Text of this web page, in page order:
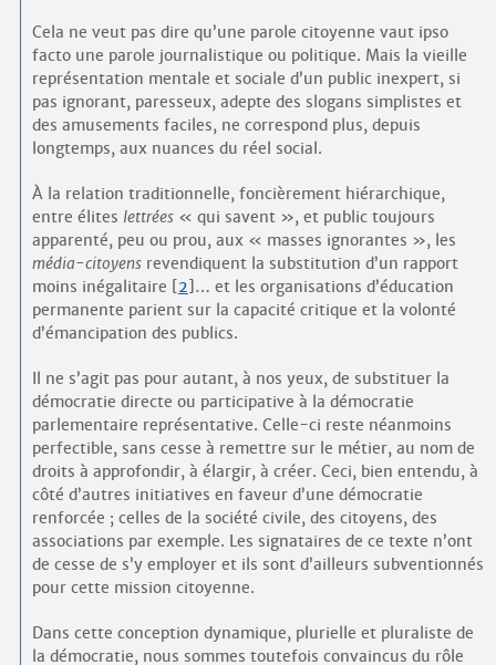
Cela ne veut pas dire qu’une parole citoyenne vaut ipso
facto une parole journalistique ou politique. Mais la vieille
représentation mentale et sociale d’un public inexpert, si
pas ignorant, paresseux, adepte des slogans simplistes et
des amusements faciles, ne correspond plus, depuis
longtemps, aux nuances du réel social.
À la relation traditionnelle, foncièrement hiérarchique,
entre élites lettrées« qui savent », et public toujours
apparenté, peu ou prou, aux « masses ignorantes », les
média-citoyensrevendiquent la substitution d’un rapport
moins inégalitaire [2]… et les organisations d’éducation
permanente parient sur la capacité critique et la volonté
d’émancipation des publics.
Il ne s’agit pas pour autant, à nos yeux, de substituer la
démocratie directe ou participative à la démocratie
parlementaire représentative. Celle-ci reste néanmoins
perfectible, sans cesse à remettre sur le métier, au nom de
droits à approfondir, à élargir, à créer. Ceci, bien entendu, à
côté d’autres initiatives en faveur d’une démocratie
renforcée ; celles de la société civile, des citoyens, des
associations par exemple. Les signataires de ce texte n’ont
de cesse de s’y employer et ils sont d’ailleurs subventionnés
pour cette mission citoyenne.
Dans cette conception dynamique, plurielle et pluraliste de
la démocratie, nous sommes toutefois convaincus du rôle